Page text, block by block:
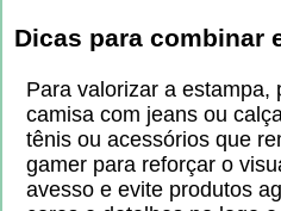
Dicas para combinar
Para valorizar a estampa,
camisa com jeans ou
tênis ou acessórios que
gamer para reforçar o
avesso e evite produtos